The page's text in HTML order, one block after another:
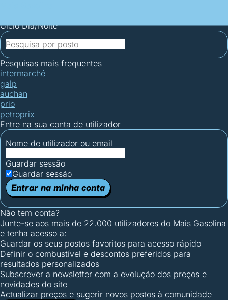
Ciclo Dia/Noite
Pesquisas mais frequentes
intermarché
galp
auchan
prio
petroprix
Entre na sua conta de utilizador
Nome de utilizador ou email
Guardar sessão
Guardar sessão
Entrar na minha conta
Não tem conta?
Junte-se aos mais de 22.000 utilizadores do Mais Gasolina
e tenha acesso a:
Guardar os seus postos favoritos para acesso rápido
Definir o combustível e descontos preferidos para
resultados personalizados
Subscrever a newsletter com a evolução dos preços e
novidades do site
Actualizar preços e sugerir novos postos à comunidade